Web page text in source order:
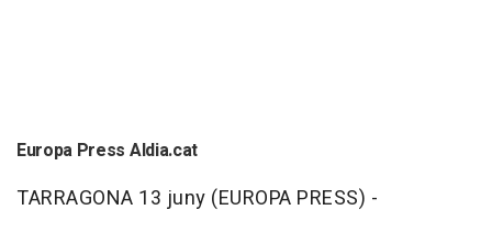
Europa Press Aldia.cat
TARRAGONA 13 juny (EUROPA PRESS) -